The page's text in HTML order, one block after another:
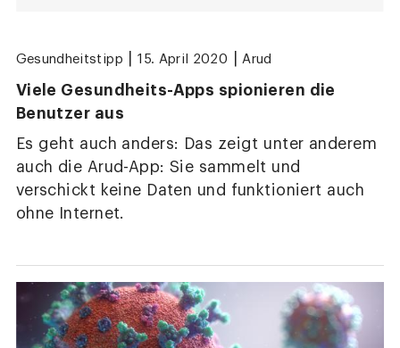
Gesundheitstipp 15. April 2020 Arud
Viele Gesundheits-Apps spionieren die
Benutzer aus
Es geht auch anders: Das zeigt unter anderem
auch die Arud-App: Sie sammelt und
verschickt keine Daten und funktioniert auch
ohne Internet.